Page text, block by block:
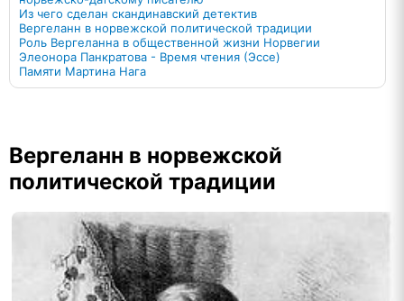
Из чего сделан скандинавский детектив
Вергеланн в норвежской политической традиции
Роль Вергеланна в общественной жизни Норвегии
Элеонора Панкратова - Время чтения (Эссе)
Памяти Мартина Нага
Вергеланн в норвежской
политической традиции